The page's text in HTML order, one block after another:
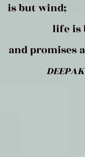
is but
life is but
and promises